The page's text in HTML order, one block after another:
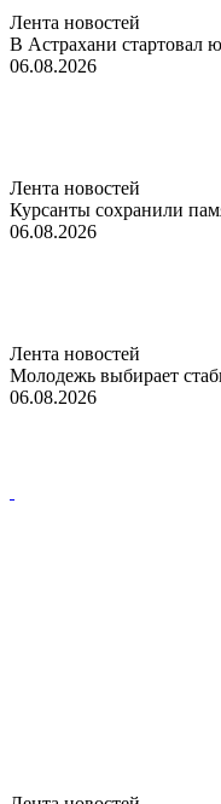
Лента новостей
В Астрахани стартовал
06.08.2026
Лента новостей
Курсанты сохранили
06.08.2026
Лента новостей
Молодежь выбирает
06.08.2026